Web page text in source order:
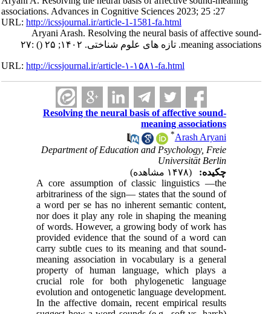
associations. Advances in Cognitive Sciences 2023; 25 :27
URL:http://icssjournal.ir/article-1-1581-fa.html
Aryani Arash. Resolving the neural basis of affective sound-
meaning associations. تازه های علوم شناختی. ۱۴۰۲; ۲۵
() :۲۷
URL:http://icssjournal.ir/article-۱-۱۵۸۱-fa.html
Resolving the neural basis of affective sound-
meaning associations
Arash Aryani
*
Department of Education and Psychology, Freie
Universität Berlin
چکیده:
A core assumption of classic linguistics —the
arbitrariness of the sign— states that the sound of
a word per se has no inherent semantic content,
nor does it play any role in shaping the meaning
of words. However, a growing body of work has
provided evidence that the sound of a word can
carry subtle cues to its meaning and that sound-
meaning association in vocabulary is a general
property of human language, which plays a
crucial role for both phylogenetic language
evolution and ontogenetic language development.
In the affective domain, recent empirical results